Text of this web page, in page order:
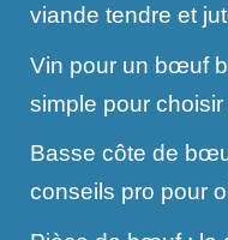
viande tendre et
Vin pour un bœuf
simple pour
Basse côte de
conseils pro pour